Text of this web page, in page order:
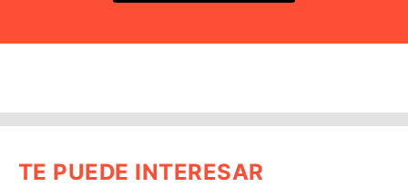
TE PUEDE INTERESAR